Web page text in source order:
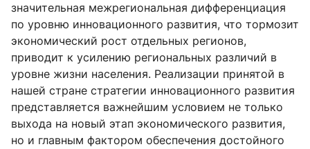
значительная межрегиональная дифференциация
по уровню инновационного развития, что тормозит
экономический рост отдельных регионов,
приводит к усилению региональных различий в
уровне жизни населения. Реализации принятой в
нашей стране стратегии инновационного развития
представляется важнейшим условием не только
выхода на новый этап экономического развития,
но и главным фактором обеспечения достойного